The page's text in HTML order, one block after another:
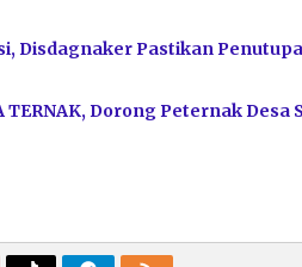
Disdagnaker Pastikan
Dorong Peternak Desa